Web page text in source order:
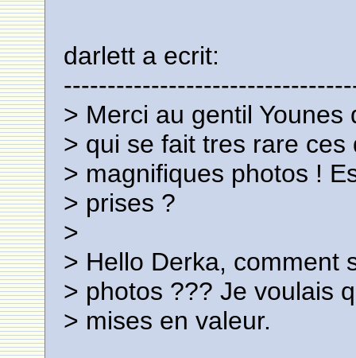
darlett a ecrit:
> Merci au gentil
> qui se fait tres rare
> magnifiques photos !
> prises ?
>
> Hello Derka, comment
> photos ??? Je voulais
> mises en valeur.